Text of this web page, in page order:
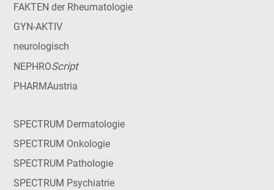
FAKTEN der Rheumatologie
GYN-AKTIV
neurologisch
NEPHROScript
PHARMAustria
SPECTRUM Dermatologie
SPECTRUM Onkologie
SPECTRUM Pathologie
SPECTRUM Psychiatrie